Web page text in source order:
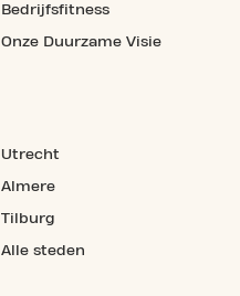
Bedrijfsfitness
Onze Duurzame Visie
Utrecht
Almere
Tilburg
Alle steden